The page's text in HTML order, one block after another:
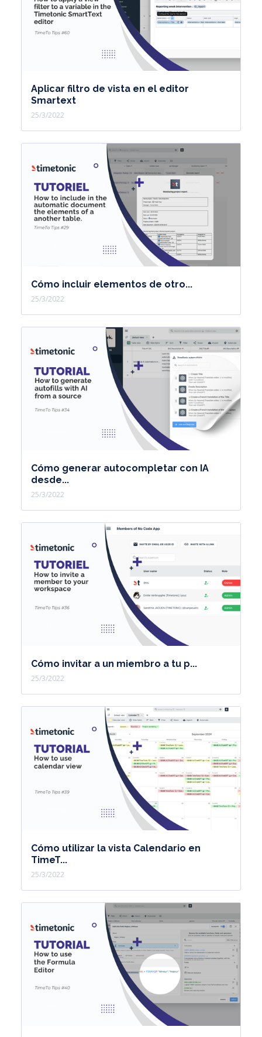
Aplicar filtro de vista en el editor
Smartext
25/3/2022
Cómo incluir elementos de otro...
25/3/2022
Cómo generar autocompletar con IA
desde...
25/3/2022
Cómo invitar a un miembro a tu p...
25/3/2022
Cómo utilizar la vista Calendario en
TimeT...
25/3/2022